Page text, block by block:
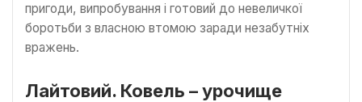
пригоди, випробування і готовий до невеличкої
боротьби з власною втомою заради незабутніх
вражень.
Лайтовий. Ковель – урочище